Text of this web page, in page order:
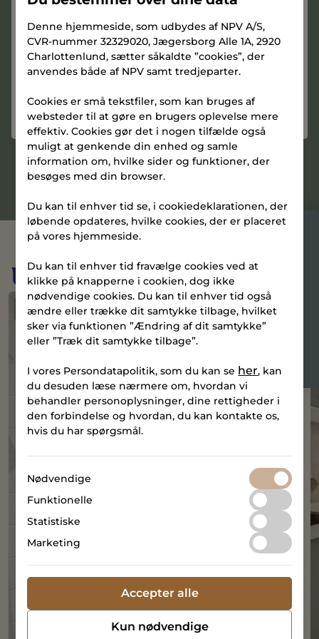
Praktisk cykelværksted
Hyggelig café/bar
Adgang til vaskeri
Store, aflåste cykelrum
Læs mere om TERMINALEN
Udforsk studios
Ledig
Denne hjemmeside, som udbydes af NPV A/S,
CVR-nummer 32329020, Jægersborg Alle 1A, 2920
Charlottenlund, sætter såkaldte ”cookies”, der
anvendes både af NPV samt tredjeparter.
Cookies er små tekstfiler, som kan bruges af
websteder til at gøre en brugers oplevelse mere
effektiv. Cookies gør det i nogen tilfælde også
muligt at genkende din enhed og samle
information om, hvilke sider og funktioner, der
besøges med din browser.
Du kan til enhver tid se, i cookiedeklarationen, der
løbende opdateres, hvilke cookies, der er placeret
på vores hjemmeside.
Du kan til enhver tid fravælge cookies ved at
klikke på knapperne i cookien, dog ikke
nødvendige cookies. Du kan til enhver tid også
ændre eller trække dit samtykke tilbage, hvilket
sker via funktionen ”Ændring af dit samtykke”
eller ”Træk dit samtykke tilbage”.
I vores Persondatapolitik, som du kan se her, kan
du desuden læse nærmere om, hvordan vi
behandler personoplysninger, dine rettigheder i
den forbindelse og hvordan, du kan kontakte os,
hvis du har spørgsmål.
Nødvendige
Funktionelle
Statistiske
Marketing
Kun nødvendige
Accepter alle
Kom til Åbent Hus
Tirsdage kl. 17.00-17.30
Tilmeld dig
Adresse:Gammelhavn 44, 7100 Vejle